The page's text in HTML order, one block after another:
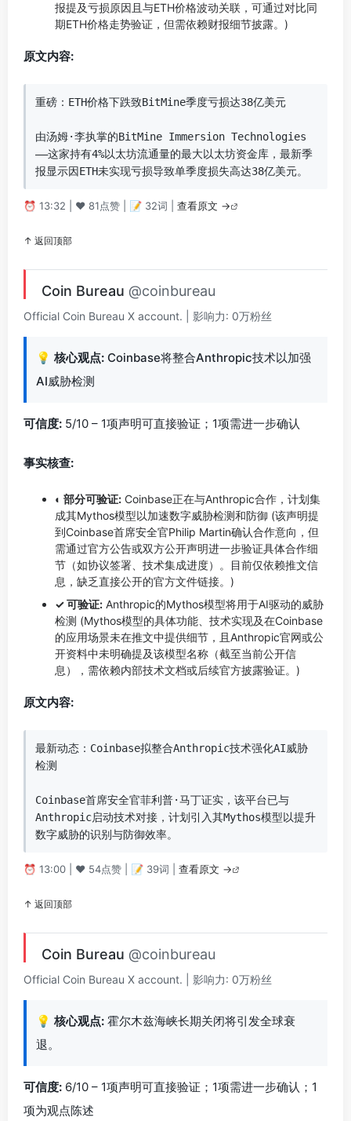
报提及亏损原因且与ETH价格波动关联，可通过对比同
期ETH价格走势验证，但需依赖财报细节披露。)
原文内容:
重磅：ETH价格下跌致BitMine季度亏损达38亿美元
由汤姆·李执掌的BitMine Immersion Technologies
——这家持有4%以太坊流通量的最大以太坊资金库，最新季
报显示因ETH未实现亏损导致单季度损失高达38亿美元。
⏰ 13:32 | ❤️ 81点赞 | 📝 32词 | 查看原文 →
↑ 返回顶部
Coin Bureau @coinbureau
Official Coin Bureau X account. | 影响力: 0万粉丝
💡 核心观点: Coinbase将整合Anthropic技术以加强
AI威胁检测
可信度: 5/10 – 1项声明可直接验证；1项需进一步确认
事实核查:
◐ 部分可验证: Coinbase正在与Anthropic合作，计划集
成其Mythos模型以加速数字威胁检测和防御 (该声明提
到Coinbase首席安全官Philip Martin确认合作意向，但
需通过官方公告或双方公开声明进一步验证具体合作细
节（如协议签署、技术集成进度）。目前仅依赖推文信
息，缺乏直接公开的官方文件链接。)
✓ 可验证: Anthropic的Mythos模型将用于AI驱动的威胁
检测 (Mythos模型的具体功能、技术实现及在Coinbase
的应用场景未在推文中提供细节，且Anthropic官网或公
开资料中未明确提及该模型名称（截至当前公开信
息），需依赖内部技术文档或后续官方披露验证。)
原文内容:
最新动态：Coinbase拟整合Anthropic技术强化AI威胁
检测
Coinbase首席安全官菲利普·马丁证实，该平台已与
Anthropic启动技术对接，计划引入其Mythos模型以提升
数字威胁的识别与防御效率。
⏰ 13:00 | ❤️ 54点赞 | 📝 39词 | 查看原文 →
↑ 返回顶部
Coin Bureau @coinbureau
Official Coin Bureau X account. | 影响力: 0万粉丝
💡 核心观点: 霍尔木兹海峡长期关闭将引发全球衰
退。
可信度: 6/10 – 1项声明可直接验证；1项需进一步确认；1
项为观点陈述